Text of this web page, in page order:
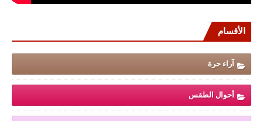
الأقسام
آراء حرة
أحوال الطقس